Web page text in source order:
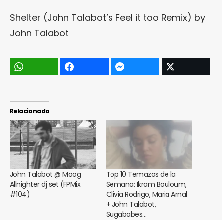
Shelter (John Talabot’s Feel it too Remix) by
John Talabot
Relacionado
John Talabot @ Moog
Allnighter dj set (FPMix
#104)
Top 10 Temazos de la
Semana: Ikram Bouloum,
Olivia Rodrigo, Maria Arnal
+ John Talabot,
Sugababes…